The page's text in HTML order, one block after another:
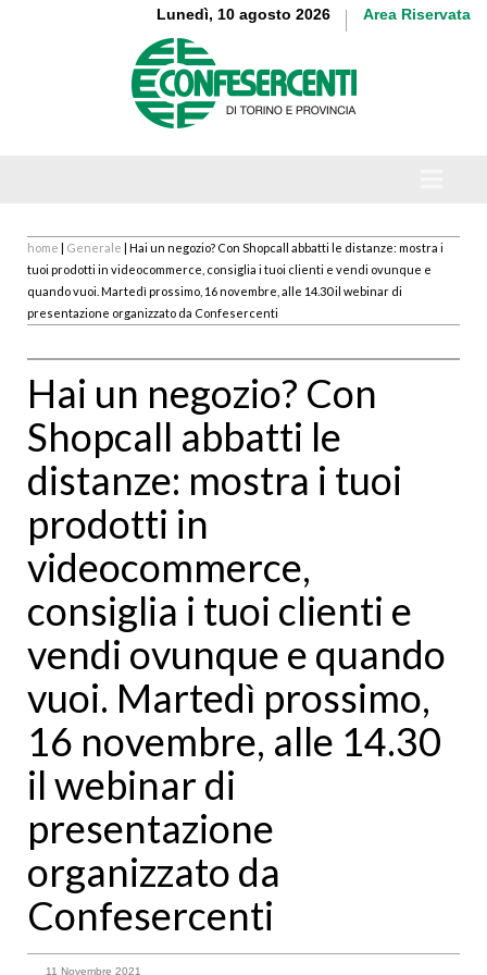
Lunedì, 10 agosto 2026 Area Riservata
home | Generale | Hai un negozio? Con Shopcall abbatti le distanze: mostra i
tuoi prodotti in videocommerce, consiglia i tuoi clienti e vendi ovunque e
quando vuoi. Martedì prossimo, 16 novembre, alle 14.30 il webinar di
presentazione organizzato da Confesercenti
Hai un negozio? Con
Shopcall abbatti le
distanze: mostra i tuoi
prodotti in
videocommerce,
consiglia i tuoi clienti e
vendi ovunque e quando
vuoi. Martedì prossimo,
16 novembre, alle 14.30
il webinar di
presentazione
organizzato da
Confesercenti
11 Novembre 2021